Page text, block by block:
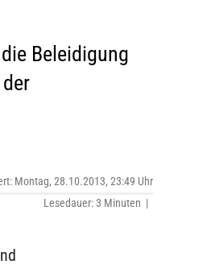
Beleidigung
Montag, 28.10.2013, 23:49 Uhr
Lesedauer: 3 Minuten |